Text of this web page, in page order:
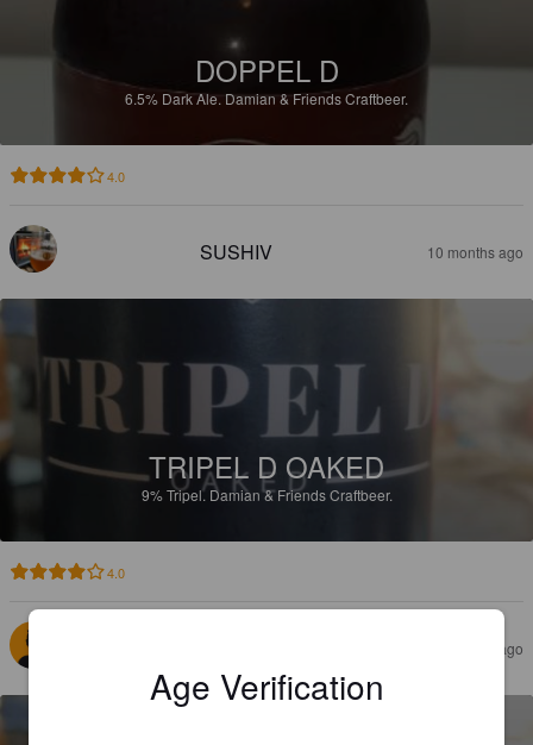
DOPPEL D
6.5% Dark Ale. Damian & Friends Craftbeer.
4.0
SUSHIV 10 months ago
TRIPEL D OAKED
9%Tripel. Damian & Friends Craftbeer.
4.0
10 months ago
Age Verification